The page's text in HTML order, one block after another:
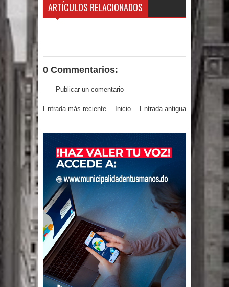
Un lunes trágico deja seis jóvenes
Diputado Félix Michell Rodríguez
reveló que con Presupuesto
Complementario gobierno endeuda
país con 3,500 millones de dólares
El PRM tendrá desde el próximo
domingo una dirección de hombres
ARTÍCULOS RELACIONADOS
0 Commentarios:
Publicar un comentario
Entrada más reciente Entrada antigua
Inicio